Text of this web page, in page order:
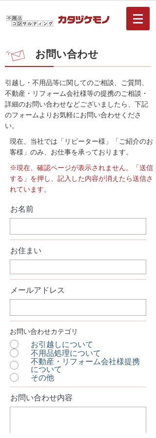
お問い合わせ
引越し・不用品等に関してのご相談、ご質問、
不動産・リフォーム会社様等の提携のご相談・
詳細のお問い合わせなどございましたら、下記
のフォームよりお気軽にお問い合わせくださ
い。
現在、当社では「リピーター様」「ご紹介のお
客様」のみ、お仕事を承っております。
※現在、確認ページが表示されません。「送信
する」を押し、記入した内容が消えたら送信さ
れています。
お名前
お住まい
メールアドレス
お問い合わせカテゴリ
お引越しについて
不用品処理について
不動産・リフォーム会社様提携
について
その他
お問い合わせ内容